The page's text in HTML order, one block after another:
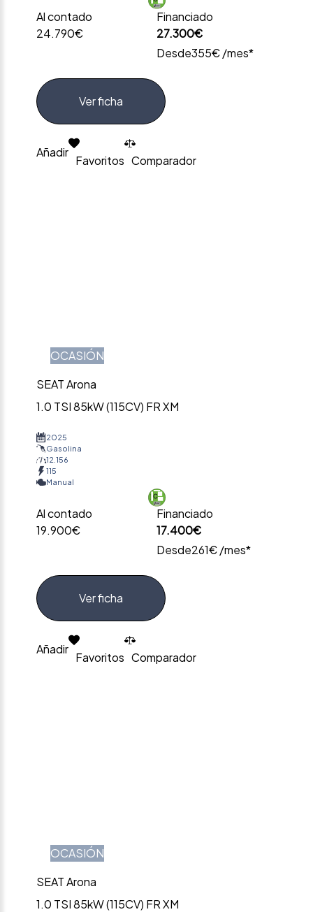
Al contado
24.790€
Financiado
27.300€
Desde355€ /mes*
Ver ficha
Añadir
Favoritos Comparador
OCASIÓN
SEAT Arona
1.0 TSI 85kW (115CV) FR XM
2025
Gasolina
12.156
115
Manual
Al contado
19.900€
Financiado
17.400€
Desde261€ /mes*
Ver ficha
Añadir
Favoritos Comparador
OCASIÓN
SEAT Arona
1.0 TSI 85kW (115CV) FR XM